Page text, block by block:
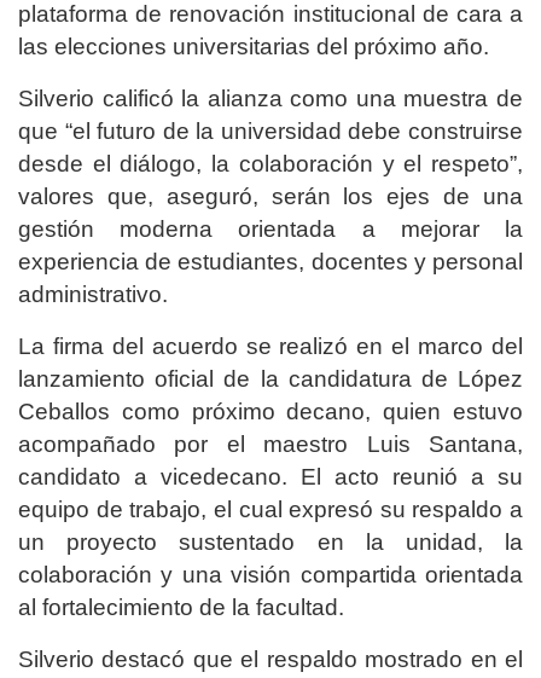
plataforma de renovación institucional de cara a
las elecciones universitarias del próximo año.
Silverio calificó la alianza como una muestra de
que “el futuro de la universidad debe construirse
desde el diálogo, la colaboración y el respeto”,
valores que, aseguró, serán los ejes de una
gestión moderna orientada a mejorar la
experiencia de estudiantes, docentes y personal
administrativo.
La firma del acuerdo se realizó en el marco del
lanzamiento oficial de la candidatura de López
Ceballos como próximo decano, quien estuvo
acompañado por el maestro Luis Santana,
candidato a vicedecano. El acto reunió a su
equipo de trabajo, el cual expresó su respaldo a
un proyecto sustentado en la unidad, la
colaboración y una visión compartida orientada
al fortalecimiento de la facultad.
Silverio destacó que el respaldo mostrado en el